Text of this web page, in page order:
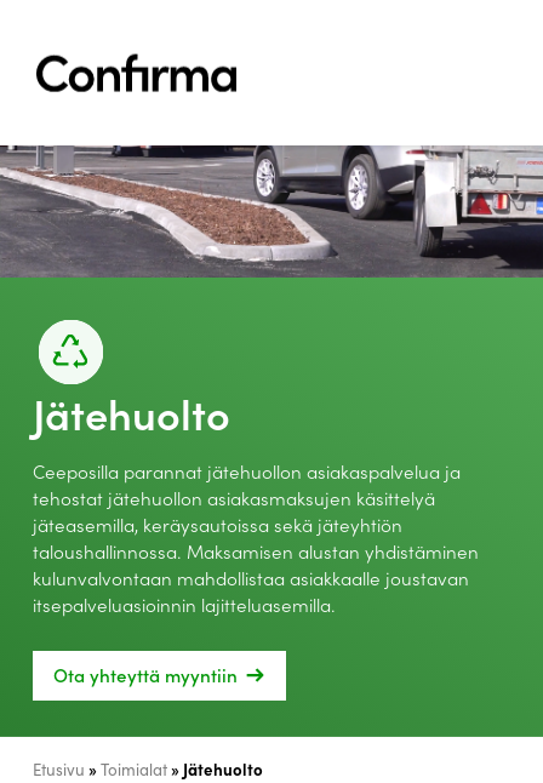
Ratkaisut
Toimialat
Ajankohtaista
Referenssit
Tuki
Ota yhteyttä
Choose your language:
Jätehuolto
Ceeposilla parannat jätehuollon asiakaspalvelua ja
tehostat jätehuollon asiakasmaksujen käsittelyä
jäteasemilla, keräysautoissa sekä jäteyhtiön
taloushallinnossa. Maksamisen alustan yhdistäminen
kulunvalvontaan mahdollistaa asiakkaalle joustavan
itsepalveluasioinnin lajitteluasemilla.
Ota yhteyttä myyntiin
Etusivu »Toimialat» Jätehuolto